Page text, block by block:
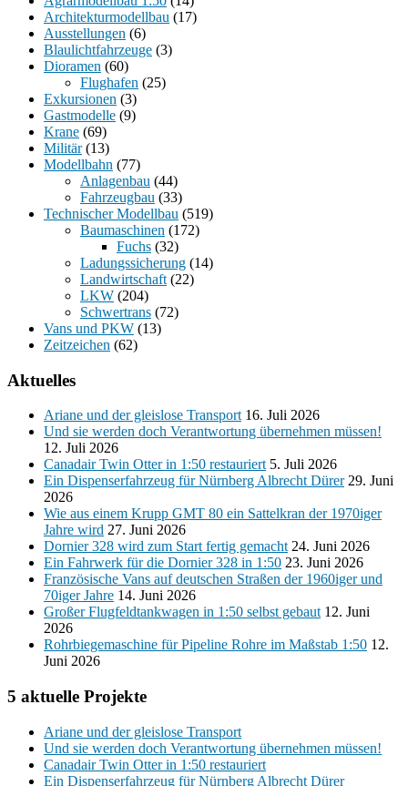
Architekturmodellbau (17)
Ausstellungen (6)
Blaulichtfahrzeuge (3)
Dioramen (60)
Flughafen (25)
Exkursionen (3)
Gastmodelle (9)
Krane (69)
Militär(13)
Modellbahn (77)
Anlagenbau (44)
Fahrzeugbau (33)
Technischer Modellbau (519)
Baumaschinen (172)
Fuchs (32)
Ladungssicherung (14)
Landwirtschaft (22)
LKW (204)
Schwertrans (72)
Vans und PKW (13)
Zeitzeichen (62)
Aktuelles
Ariane und der gleislose Transport 16. Juli 2026
Und sie werden doch Verantwortung übernehmen müssen!
12. Juli 2026
Canadair Twin Otter in 1:50 restauriert 5. Juli 2026
Ein Dispenserfahrzeug für Nürnberg Albrecht Dürer 29. Juni
2026
Wie aus einem Krupp GMT 80 ein Sattelkran der 1970iger
Jahre wird 27. Juni 2026
Dornier 328 wird zum Start fertig gemacht 24. Juni 2026
Ein Fahrwerk für die Dornier 328 in 1:50 23. Juni 2026
Französische Vans auf deutschen Straßen der 1960iger und
70iger Jahre 14. Juni 2026
Großer Flugfeldtankwagen in 1:50 selbst gebaut 12. Juni
2026
Rohrbiegemaschine für Pipeline Rohre im Maßstab 1:50 12.
Juni 2026
5 aktuelle Projekte
Ariane und der gleislose Transport
Und sie werden doch Verantwortung übernehmen müssen!
Canadair Twin Otter in 1:50 restauriert
Ein Dispenserfahrzeug für Nürnberg Albrecht Dürer